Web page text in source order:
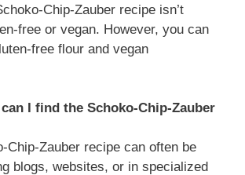
Chip-Zauber recipe isn’t
free or vegan. However, you can
free flour and vegan
I find the Schoko-Chip-Zauber
Chip-Zauber recipe can often be
blogs, websites, or in specialized